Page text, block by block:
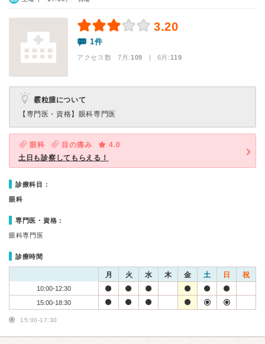
3.20
1件
アクセス数 7月:109 | 6月:119
霰粒腫について
【専門医・資格】 眼科専門医
眼科 目の痛み
4.0
土日も診察してもらえる！
診療科目：
眼科
専門医・資格：
眼科専門医
診療時間
月 火 水 木 金 土 日 祝
10:00-12:30
15:00-18:30
15:00-17:30